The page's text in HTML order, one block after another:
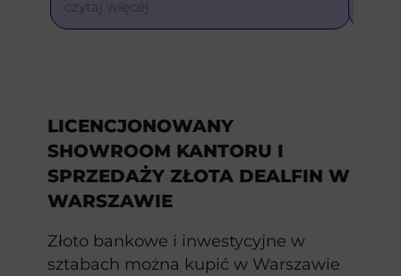
czytaj więcej
LICENCJONOWANY
SHOWROOM KANTORU I
SPRZEDAŻY ZŁOTA DEALFIN W
WARSZAWIE
Złoto bankowe i inwestycyjne w
sztabach można kupić w Warszawie